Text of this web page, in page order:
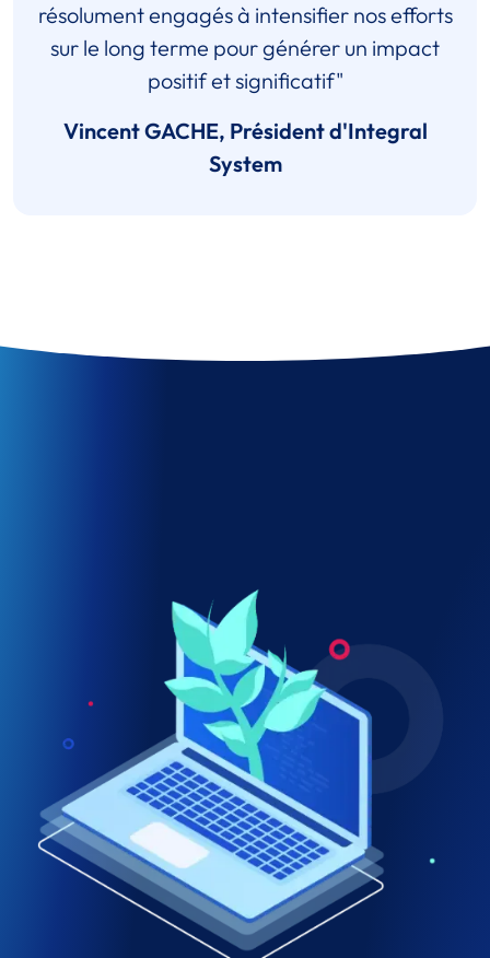
résolument engagés à intensifier nos efforts
sur le long terme pour générer un impact
positif et significatif"
Vincent GACHE, Président d'Integral
System